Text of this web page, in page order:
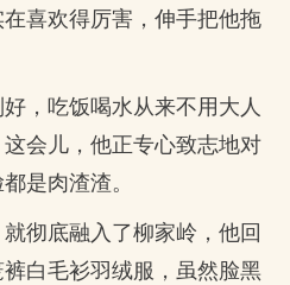
喜欢得厉害，伸手把他拖
，吃饭喝水从来不用大人
会儿，他正专心致志地对
是肉渣渣。
彻底融入了柳家岭，他回
白毛衫羽绒服，虽然脸黑